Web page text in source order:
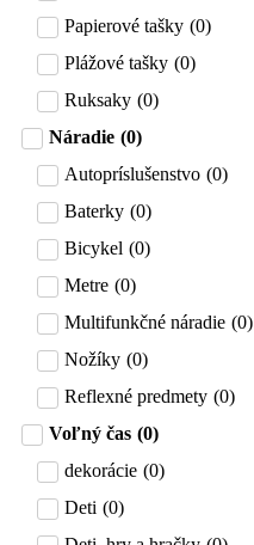
Papierové tašky (0)
Plážové tašky (0)
Ruksaky (0)
Náradie (0)
Autopríslušenstvo (0)
Baterky (0)
Bicykel (0)
Metre (0)
Multifunkčné náradie (0)
Nožíky (0)
Reflexné predmety (0)
Voľný čas (0)
dekorácie (0)
Deti (0)